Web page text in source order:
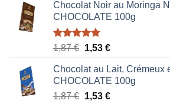
Chocolat Noir au Moringa
CHOCOLATE 100g
Note5.00
1,87€ Le
initial
était :
1,87 €.
1,53 €Le
actuel
est :
1,53 €.
Chocolat au Lait, Crémeux
CHOCOLATE 100g
1,87€ Le
1,53 €Le